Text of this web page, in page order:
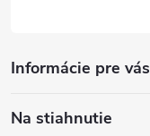
Informácie pre vás
Na stiahnutie